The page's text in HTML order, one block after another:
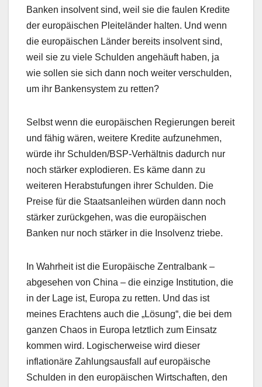
Banken insolvent sind, weil sie die faulen Kredite
der europäischen Pleiteländer halten. Und wenn
die europäischen Länder bereits insolvent sind,
weil sie zu viele Schulden angehäuft haben, ja
wie sollen sie sich dann noch weiter verschulden,
um ihr Bankensystem zu retten?
Selbst wenn die europäischen Regierungen bereit
und fähig wären, weitere Kredite aufzunehmen,
würde ihr Schulden/BSP-Verhältnis dadurch nur
noch stärker explodieren. Es käme dann zu
weiteren Herabstufungen ihrer Schulden. Die
Preise für die Staatsanleihen würden dann noch
stärker zurückgehen, was die europäischen
Banken nur noch stärker in die Insolvenz triebe.
In Wahrheit ist die Europäische Zentralbank –
abgesehen von China – die einzige Institution, die
in der Lage ist, Europa zu retten. Und das ist
meines Erachtens auch die „Lösung“, die bei dem
ganzen Chaos in Europa letztlich zum Einsatz
kommen wird. Logischerweise wird dieser
inflationäre Zahlungsausfall auf europäische
Schulden in den europäischen Wirtschaften, den